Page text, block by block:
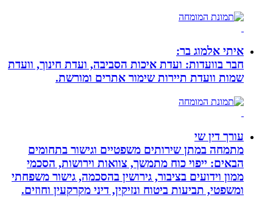
איתי אלמוג בר:
חבר בוועדות: ועדת איכות הסביבה, ועדת חינוך, וועדת
שמות וועדת תיירות שימור אתרים ומורשת.
עורך דין שי
מתמחה במתן שירותים משפטיים וגישור בתחומים
הבאים: ייפוי כוח מתמשך, צוואות וירושות, הסכמי
ממון וידועים בציבור, גירושין בהסכמה, גישור משפחתי
ומשפטי, תביעות ביטוח ונזיקין, דיני מקרקעין וחוזים.